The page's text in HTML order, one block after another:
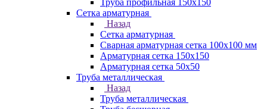
Труба профильная 150х150
Сетка арматурная
Назад
Сетка арматурная
Сварная арматурная сетка 100х100 мм
Арматурная сетка 150х150
Арматурная сетка 50х50
Труба металлическая
Назад
Труба металлическая